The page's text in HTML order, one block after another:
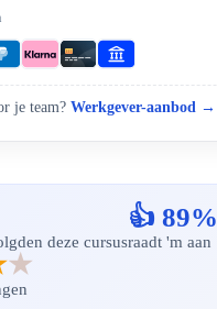
je team? Werkgever-aanbod →
deze cursus
👍 89%
raadt 'm aan
★